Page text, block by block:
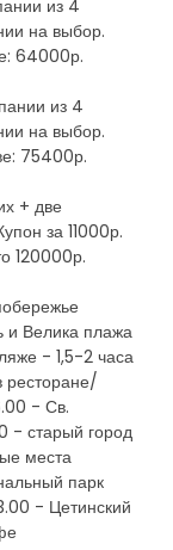
из 4
на выбор.
64000р.
из 4
на выбор.
75400р.
+ две
за 11000р.
120000р.
и Велика плажа
- 1,5-2 часа
ресторане/
- Св.
- старый город
места
парк
- Цетинский